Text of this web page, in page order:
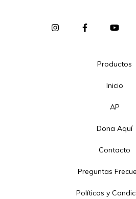
Productos
Inicio
AP
Dona Aquí
Contacto
Preguntas
Políticas y